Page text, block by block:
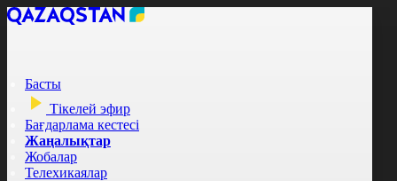
Басты
Тікелей эфир
Бағдарлама кестесі
Жаңалықтар
Жобалар
Телехикаялар